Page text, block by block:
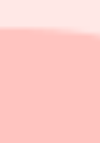
medel vid
sjönk till 171
(26,5).
kronor (429).